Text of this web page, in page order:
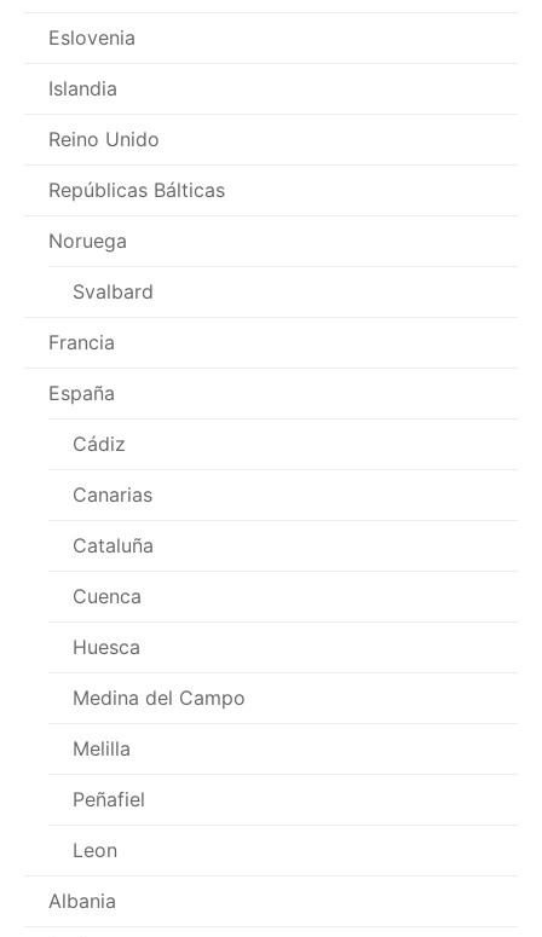
Eslovenia
Islandia
Reino Unido
Repúblicas Bálticas
Noruega
Svalbard
Francia
España
Cádiz
Canarias
Cataluña
Cuenca
Huesca
Medina del Campo
Melilla
Peñafiel
Leon
Albania